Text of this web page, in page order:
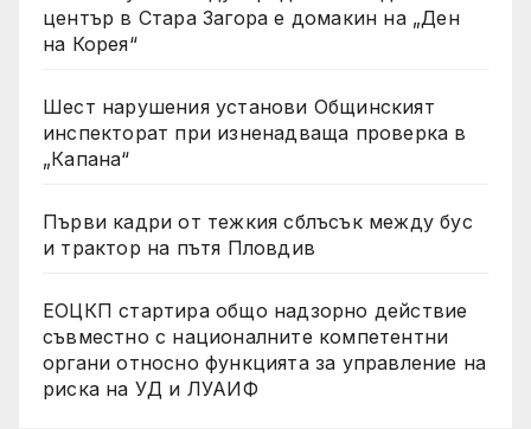
център в Стара Загора е домакин на „Ден
на Корея“
Шест нарушения установи Общинският
инспекторат при изненадваща проверка в
„Капана“
Първи кадри от тежкия сблъсък между бус
и трактор на пътя Пловдив
ЕОЦКП стартира общо надзорно действие
съвместно с националните компетентни
органи относно функцията за управление на
риска на УД и ЛУАИФ